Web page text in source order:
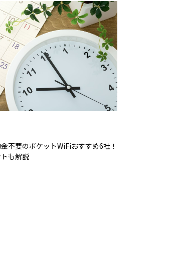
不要のポケットWiFiおすすめ6社！
も解説